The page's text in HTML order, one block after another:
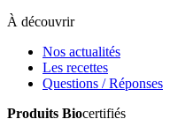
À découvrir
Nos actualités
Les recettes
Questions / Réponses
Produits Biocertifiés